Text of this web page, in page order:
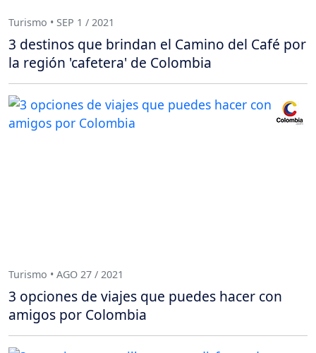
Turismo • SEP 1 / 2021
3 destinos que brindan el Camino del Café por
la región 'cafetera' de Colombia
Turismo • AGO 27 / 2021
3 opciones de viajes que puedes hacer con
amigos por Colombia